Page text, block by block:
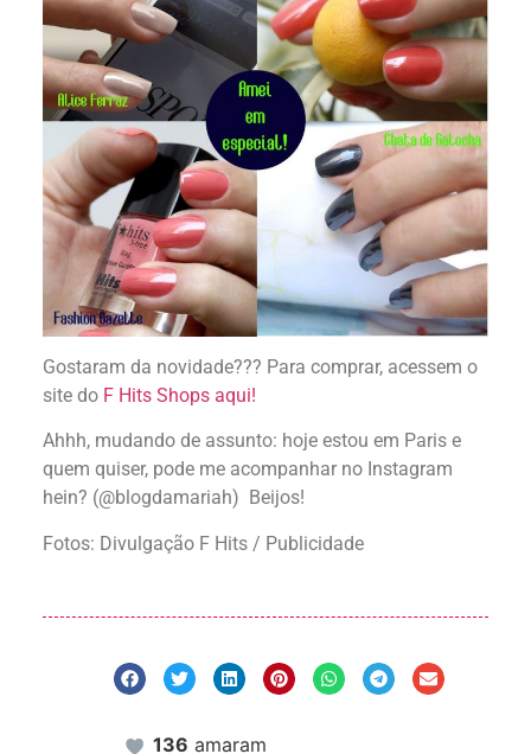
Gostaram da novidade??? Para comprar, acessem o
site do F Hits Shops aqui!
Ahhh, mudando de assunto: hoje estou em Paris e
quem quiser, pode me acompanhar no Instagram
hein? (@blogdamariah) Beijos!
Fotos: Divulgação F Hits / Publicidade
136 amaram